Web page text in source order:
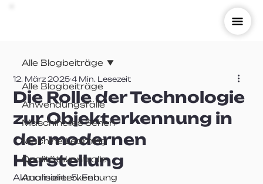
Alle Blogbeiträge
Anwendungsfälle
Maschinelles Sehen
Machine Learning
Qualitätskontrolle
Anomalieerkennung
Alle Blogbeiträge
Die Rolle der Technologie
zur Objekterkennung in
der modernen
Herstellung
12. März 2025 4 Min. Lesezeit
Aktualisiert:5. Feb.